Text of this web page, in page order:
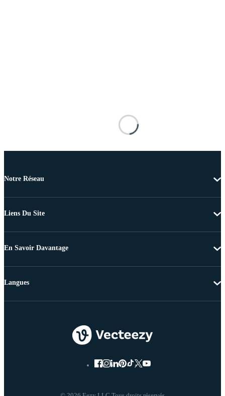
Notre Réseau
Liens Du Site
En Savoir Davantage
Langues